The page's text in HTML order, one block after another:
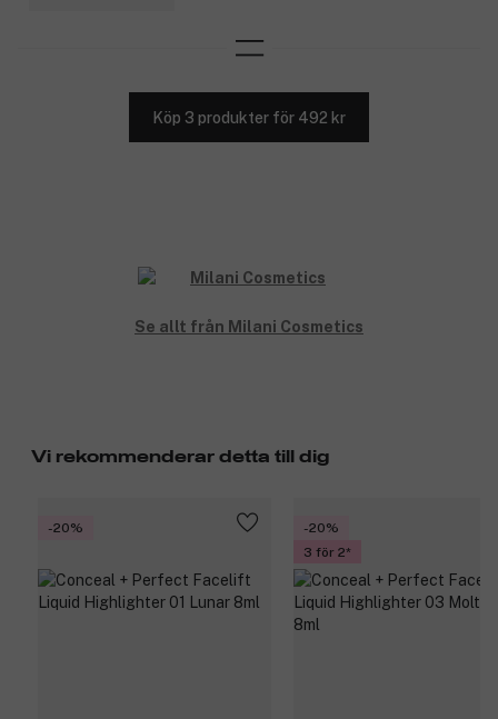
Köp 3 produkter för 492 kr
Se allt från Milani Cosmetics
Vi rekommenderar detta till dig
-20%
-20%
3 för 2